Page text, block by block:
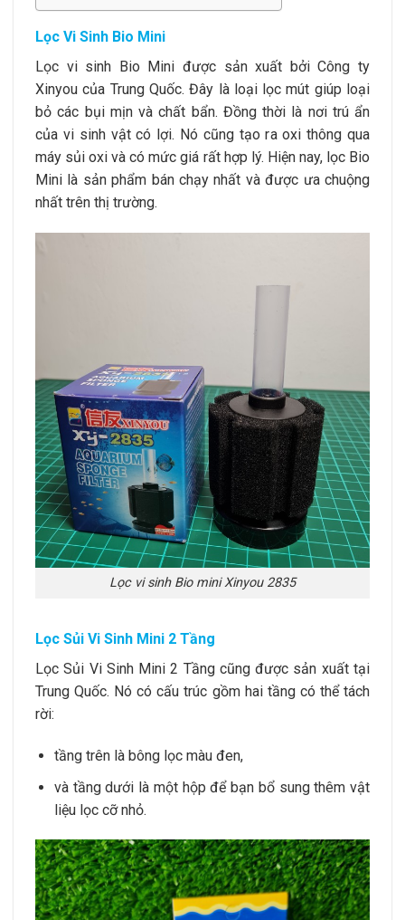
Lọc Vi Sinh Bio Mini
Lọc vi sinh Bio Mini được sản xuất bởi Công ty
Xinyou của Trung Quốc. Đây là loại lọc mút giúp loại
bỏ các bụi mịn và chất bẩn. Đồng thời là nơi trú ẩn
của vi sinh vật có lợi. Nó cũng tạo ra oxi thông qua
máy sủi oxi và có mức giá rất hợp lý. Hiện nay, lọc Bio
Mini là sản phẩm bán chạy nhất và được ưa chuộng
nhất trên thị trường.
Lọc vi sinh Bio mini Xinyou 2835
Lọc Sủi Vi Sinh Mini 2 Tầng
Lọc Sủi Vi Sinh Mini 2 Tầng cũng được sản xuất tại
Trung Quốc. Nó có cấu trúc gồm hai tầng có thể tách
rời:
tầng trên là bông lọc màu đen,
và tầng dưới là một hộp để bạn bổ sung thêm vật
liệu lọc cỡ nhỏ.